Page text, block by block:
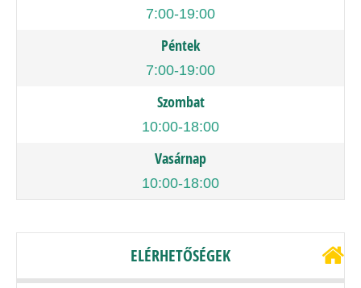
7:00-19:00
Péntek
7:00-19:00
Szombat
10:00-18:00
Vasárnap
10:00-18:00
ELÉRHETŐSÉGEK